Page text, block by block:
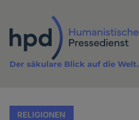
Inhalt
Der säkulare Blick auf die Welt.
RELIGIONEN